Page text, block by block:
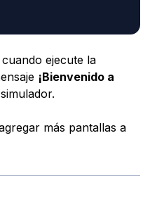
ejecute la
¡Bienvenido a
más pantallas a